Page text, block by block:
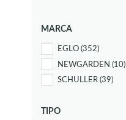
MARCA
EGLO (352)
NEWGARDEN (10)
SCHULLER (39)
TIPO